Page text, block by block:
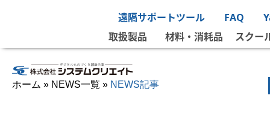
遠隔サポートツール FAQ
取扱製品
材料・消耗品 スクー
ホーム » NEWS一覧 » NEWS記事